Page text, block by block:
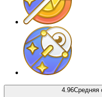
4.96Средняя